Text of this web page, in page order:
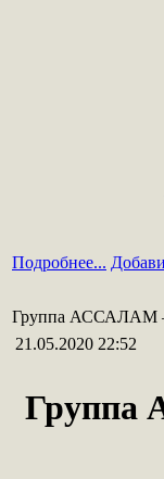
Подробнее...
Группа АССАЛАМ –
21.05.2020 22:52
Группа